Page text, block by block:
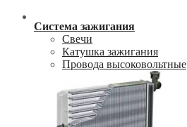
Система зажигания
Свечи
Катушка зажигания
Провода высоковольтные